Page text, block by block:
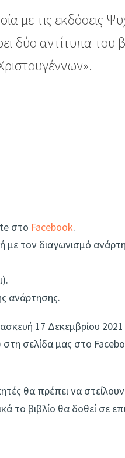
με τις εκδόσεις
δύο αντίτυπα του
στο Facebook.
τον διαγωνισμό
ανάρτησης.
17 Δεκεμβρίου
σελίδα μας στο
θα πρέπει να
το βιβλίο θα δοθεί σε